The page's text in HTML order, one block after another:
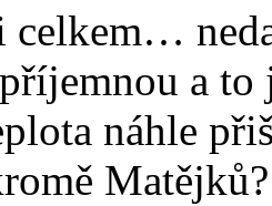
celkem…
a
náhle